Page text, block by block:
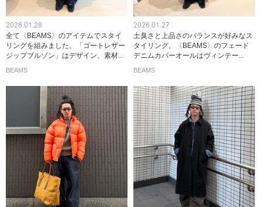
2026.01.28
全て〈BEAMS〉のアイテムでスタイ
リングを組みました。「ゴートレザー
ジップブルゾン」はデザイン、素材...
BEAMS
2026.01.27
土臭さと上品さのバランスが好みなス
タイリング。〈BEAMS〉のフェード
デニムカバーオールはヴィンテー...
BEAMS